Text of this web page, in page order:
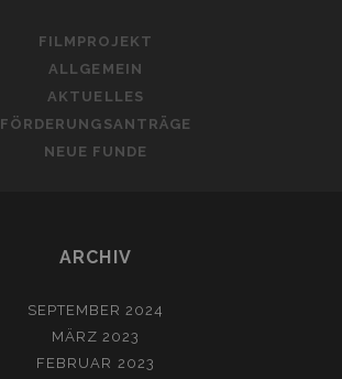
FILMPROJEKT
ALLGEMEIN
AKTUELLES
FÖRDERUNGSANTRÄGE
NEUE FUNDE
ARCHIV
SEPTEMBER 2024
MÄRZ 2023
FEBRUAR 2023